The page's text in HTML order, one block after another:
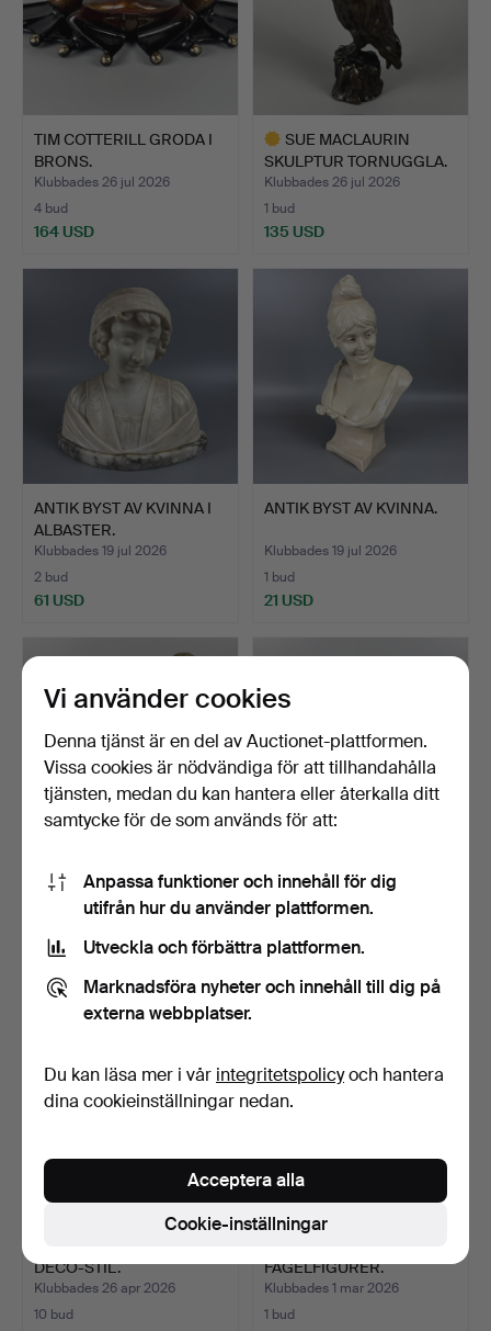
TIM COTTERILL GRODA I
BRONS.
Klubbades 26 jul 2026
4 bud
164 USD
SUE MACLAURIN
SKULPTUR TORNUGGLA.
Klubbades 26 jul 2026
1 bud
135 USD
ANTIK BYST AV KVINNA I
ALBASTER.
Klubbades 19 jul 2026
2 bud
61 USD
ANTIK BYST AV KVINNA.
Klubbades 19 jul 2026
1 bud
21 USD
SKULPTUR,
KVINNOFIGUR.
Klubbades 19 jul 2026
1 bud
JOHANNES LUSEGENOV,
BRONSSKULPTUR.
Klubbades 21 jun 2026
1 bud
DÉCO-STIL.
Klubbades 26 apr 2026
10 bud
FÅGELFIGURER.
Klubbades 1 mar 2026
1 bud
Vi använder cookies
Denna tjänst är en del av Auctionet-plattformen.
Vissa cookies är nödvändiga för att tillhandahålla
tjänsten, medan du kan hantera eller återkalla ditt
samtycke för de som används för att:
Anpassa funktioner och innehåll för dig
utifrån hur du använder plattformen.
Utveckla och förbättra plattformen.
Marknadsföra nyheter och innehåll till dig på
externa webbplatser.
Du kan läsa mer i vår integritetspolicyoch hantera
dina cookieinställningar nedan.
Cookie-inställningar
Acceptera alla